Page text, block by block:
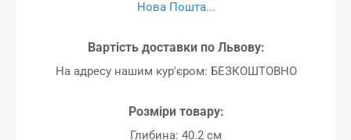
Нова Пошта...
Вартість доставки по Львову:
На адресу нашим кур'єром: БЕЗКОШТОВНО
Розміри товару:
Глибина: 40.2 см